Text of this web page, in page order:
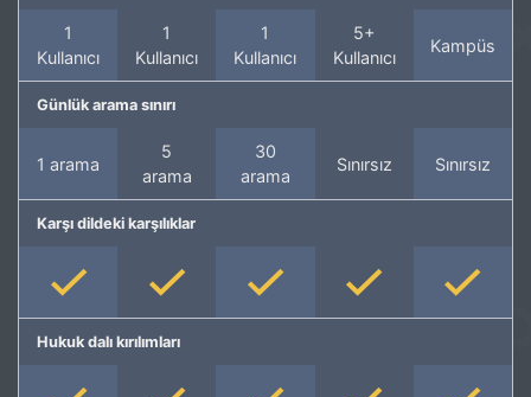
1
Kullanıcı
1
Kullanıcı
1
Kullanıcı
5+
Kullanıcı
Kampüs
Günlük arama sınırı
1 arama
5
arama
30
arama
Sınırsız Sınırsız
Karşı dildeki karşılıklar
Hukuk dalı kırılımları